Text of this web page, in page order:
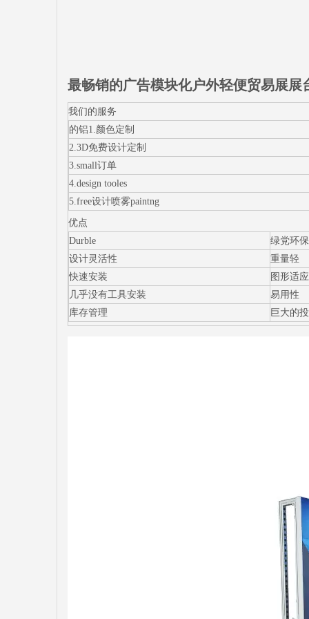
最畅销的广告模块化户外轻便贸易展展
我们的服务
的铝1.颜色定制
2.3D免费设计定制
3.small订单
4.design tooles
5.free设计喷雾paintng
优点
Durble
绿党环保
设计灵活性
重量轻
快速安装
图形适应
几乎没有工具安装
易用性
库存管理
巨大的